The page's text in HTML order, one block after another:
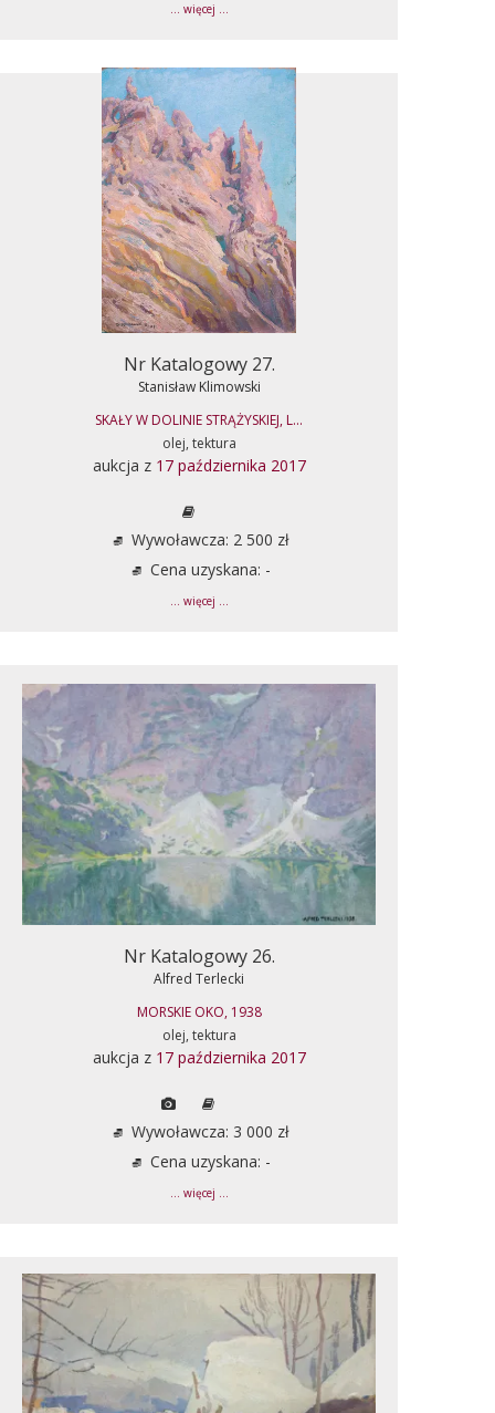
... więcej ...
Nr Katalogowy 27.
Stanisław Klimowski
SKAŁY W DOLINIE STRĄŻYSKIEJ, L...
olej, tektura
aukcja z 17 października 2017
Wywoławcza: 2 500 zł
Cena uzyskana: -
... więcej ...
Nr Katalogowy 26.
Alfred Terlecki
MORSKIE OKO, 1938
olej, tektura
aukcja z 17 października 2017
Wywoławcza: 3 000 zł
Cena uzyskana: -
... więcej ...